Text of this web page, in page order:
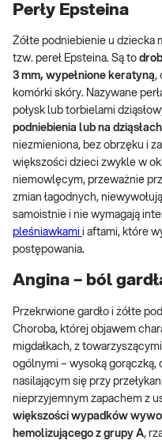
Perły Epsteina
Żółte podniebienie u dziecka
tzw. pereł Epsteina. Są to
3 mm, wypełnione keratyną,
komórki skóry. Nazywane
połysk lub torbielami
podniebienia lub na dziąsłach
niezmieniona, bez obrzęku i
większości dzieci zwykle w
niemowlęcym, przeważnie
zmian łagodnych,
samoistnie i nie wymagają
pleśniawkami i aftami, które
postępowania.
Angina – ból
Przekrwione gardło i żółte
Choroba, której objawem
migdałkach, z
ogólnymi – wysoką gorączką,
nasilającym się przy
nieprzyjemnym zapachem z
większości wypadków
hemolizującego z grupy A,